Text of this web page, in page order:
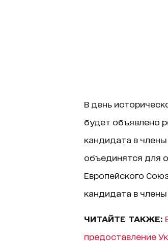
В день
будет объявлено
кандидата в
объединятся для
Европейского
кандидата в члены
ЧИТАЙТЕ ТАКЖЕ:
предоставление